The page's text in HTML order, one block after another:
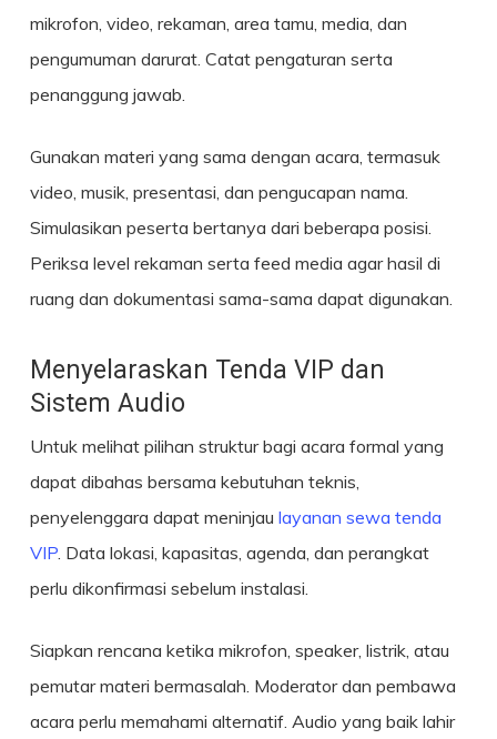
mikrofon, video, rekaman, area tamu, media, dan
pengumuman darurat. Catat pengaturan serta
penanggung jawab.
Gunakan materi yang sama dengan acara, termasuk
video, musik, presentasi, dan pengucapan nama.
Simulasikan peserta bertanya dari beberapa posisi.
Periksa level rekaman serta feed media agar hasil di
ruang dan dokumentasi sama-sama dapat digunakan.
Menyelaraskan Tenda VIP dan
Sistem Audio
Untuk melihat pilihan struktur bagi acara formal yang
dapat dibahas bersama kebutuhan teknis,
penyelenggara dapat meninjau layanan sewa tenda
VIP. Data lokasi, kapasitas, agenda, dan perangkat
perlu dikonfirmasi sebelum instalasi.
Siapkan rencana ketika mikrofon, speaker, listrik, atau
pemutar materi bermasalah. Moderator dan pembawa
acara perlu memahami alternatif. Audio yang baik lahir